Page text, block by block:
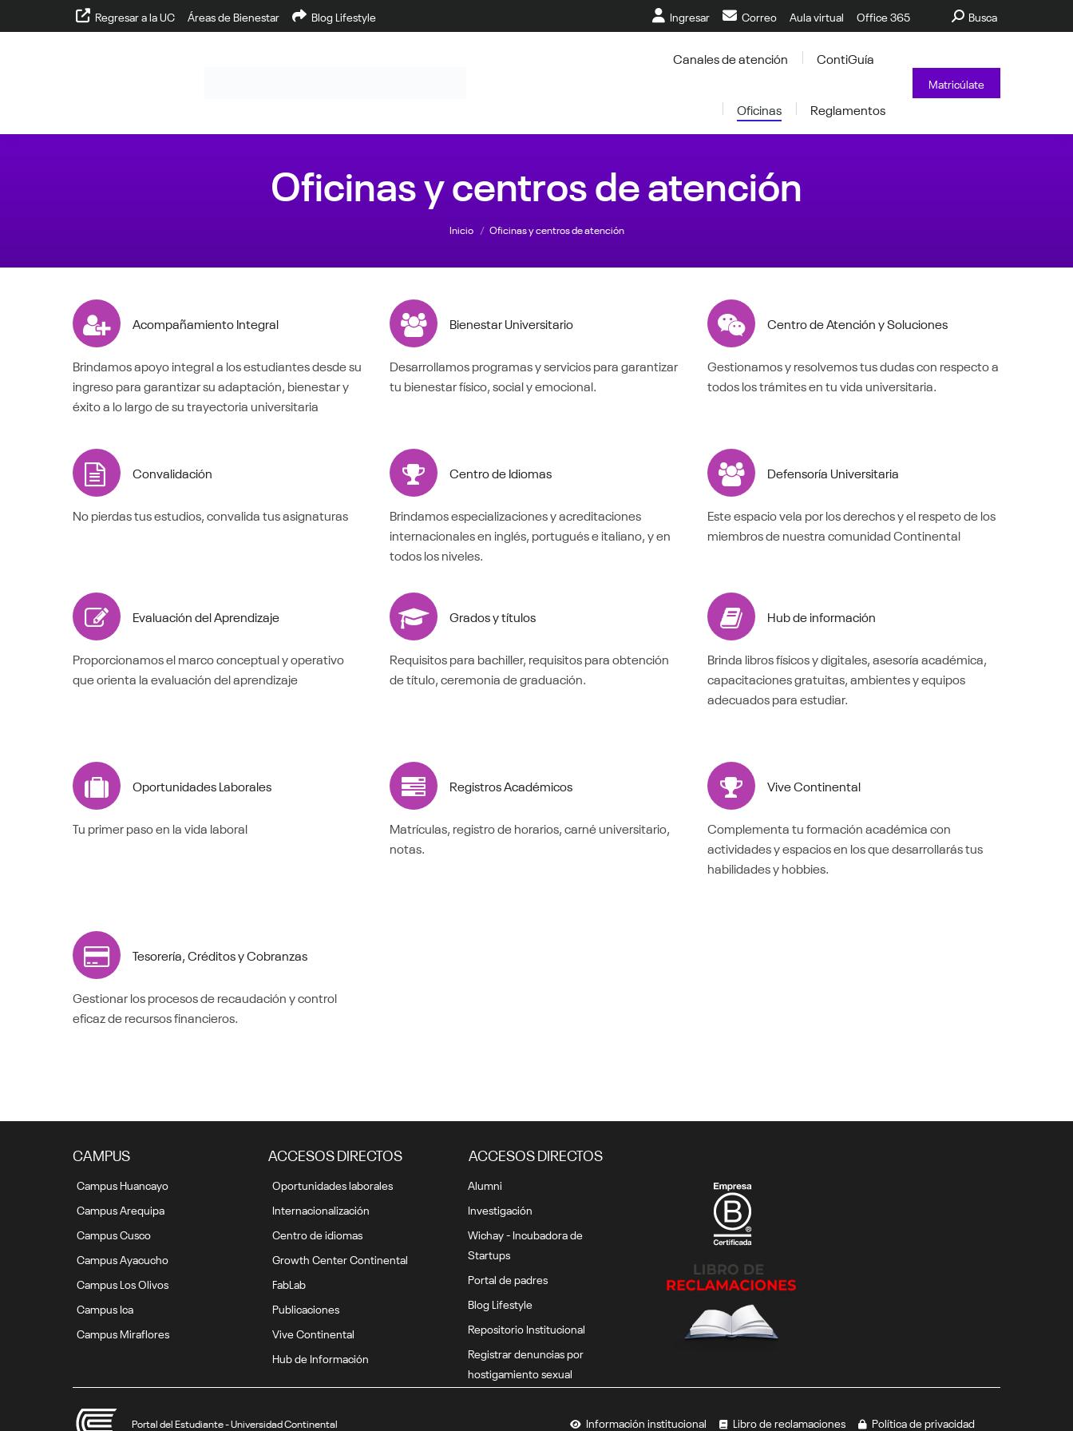
Regresar a la UC Áreas de Bienestar Blog Lifestyle Ingresar Correo Aula virtual Office 365 Buscar:
Busca
Canales de atención ContiGuía
Oficinas Reglamentos
Matricúlate
Oficinas y centros de atención
Inicio Oficinas y centros de atención
Acompañamiento Integral
Brindamos apoyo integral a los estudiantes desde su
ingreso para garantizar su adaptación, bienestar y
éxito a lo largo de su trayectoria universitaria
Bienestar Universitario
Desarrollamos programas y servicios para garantizar
tu bienestar físico, social y emocional.
Centro de Atención y Soluciones
Gestionamos y resolvemos tus dudas con respecto a
todos los trámites en tu vida universitaria.
Convalidación
No pierdas tus estudios, convalida tus asignaturas
Centro de Idiomas
Brindamos especializaciones y acreditaciones
internacionales en inglés, portugués e italiano, y en
todos los niveles.
Defensoría Universitaria
Este espacio vela por los derechos y el respeto de los
miembros de nuestra comunidad Continental
Evaluación del Aprendizaje
Proporcionamos el marco conceptual y operativo
que orienta la evaluación del aprendizaje
Grados y títulos
Requisitos para bachiller, requisitos para obtención
de título, ceremonia de graduación.
Hub de información
Brinda libros físicos y digitales, asesoría académica,
capacitaciones gratuitas, ambientes y equipos
adecuados para estudiar.
Oportunidades Laborales
Tu primer paso en la vida laboral
Registros Académicos
Matrículas, registro de horarios, carné universitario,
notas.
Vive Continental
Complementa tu formación académica con
actividades y espacios en los que desarrollarás tus
habilidades y hobbies.
Tesorería, Créditos y Cobranzas
Gestionar los procesos de recaudación y control
eficaz de recursos financieros.
CAMPUS
Campus Huancayo
Campus Arequipa
Campus Cusco
Campus Ayacucho
Campus Los Olivos
Campus Ica
Campus Miraflores
ACCESOS DIRECTOS
Oportunidades laborales
Internacionalización
Centro de idiomas
Growth Center Continental
FabLab
Publicaciones
Vive Continental
Hub de Información
ACCESOS DIRECTOS
Alumni
Investigación
Wichay - Incubadora de
Startups
Portal de padres
Blog Lifestyle
Repositorio Institucional
Registrar denuncias por
hostigamiento sexual
Portal del Estudiante - Universidad Continental Información institucional Libro de reclamaciones Política de privacidad